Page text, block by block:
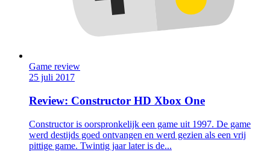
Game review
25 juli 2017
Review: Constructor HD Xbox One
Constructor is oorspronkelijk een game uit 1997. De game
werd destijds goed ontvangen en werd gezien als een vrij
pittige game. Twintig jaar later is de...